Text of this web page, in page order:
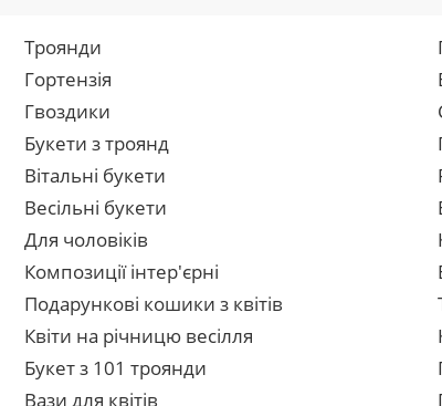
Троянди
Гортензія
Гвоздики
Букети з троянд
Вітальні букети
Весільні букети
Для чоловіків
Композиції інтер'єрні
Подарункові кошики з квітів
Квіти на річницю весілля
Букет з 101 троянди
Вази для квітів